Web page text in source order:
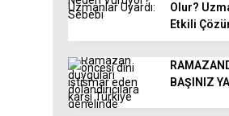
Olur?
Etkili
BAŞINIZ